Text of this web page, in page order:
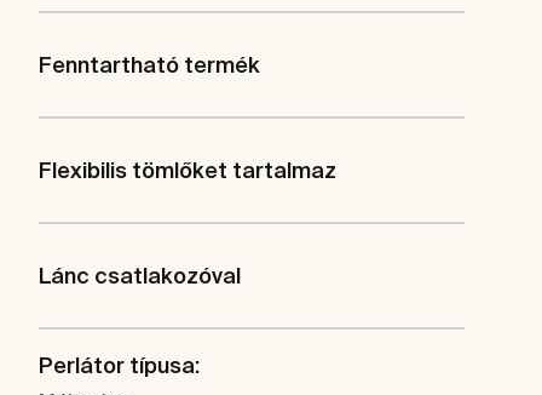
Fenntartható termék
Flexibilis tömlőket tartalmaz
Lánc csatlakozóval
Perlátor típusa: